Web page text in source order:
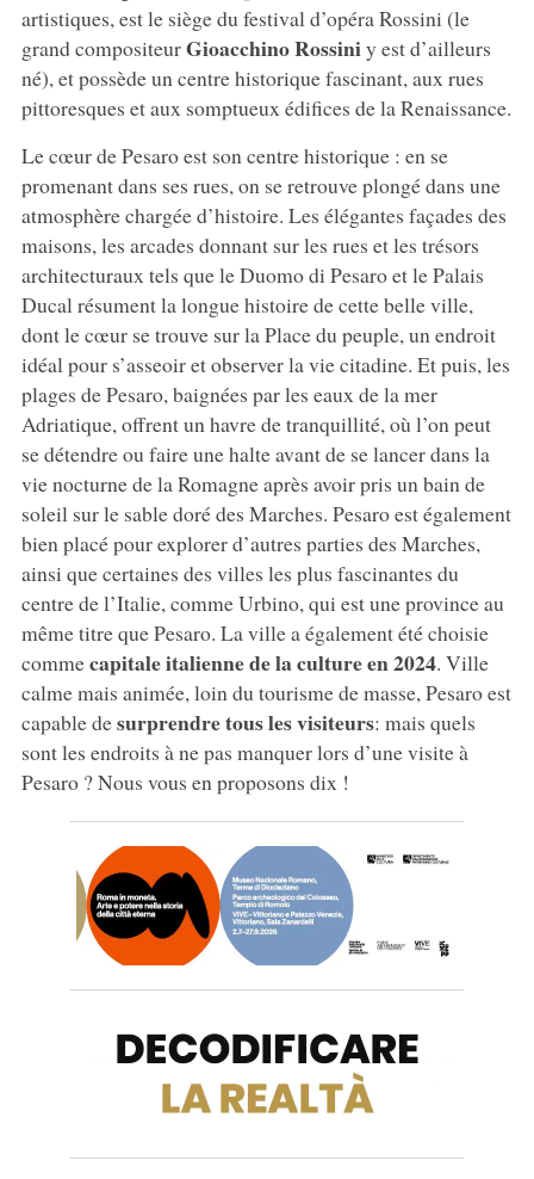
artistiques, est le siège du festival d’opéra Rossini (le
grand compositeurGioacchino Rossiniy est d’ailleurs
né), et possède un centre historique fascinant, aux rues
pittoresques et aux somptueux édifices de la Renaissance.
Le cœur de Pesaro est son centre historique : en se
promenant dans ses rues, on se retrouve plongé dans une
atmosphère chargée d’histoire. Les élégantes façades des
maisons, les arcades donnant sur les rues et les trésors
architecturaux tels que le Duomo di Pesaro et le Palais
Ducal résument la longue histoire de cette belle ville,
dont le cœur se trouve sur la Place du peuple, un endroit
idéal pour s’asseoir et observer la vie citadine. Et puis, les
plages de Pesaro, baignées par les eaux de la mer
Adriatique, offrent un havre de tranquillité, où l’on peut
se détendre ou faire une halte avant de se lancer dans la
vie nocturne de la Romagne après avoir pris un bain de
soleil sur le sable doré des Marches. Pesaro est également
bien placé pour explorer d’autres parties des Marches,
ainsi que certaines des villes les plus fascinantes du
centre de l’Italie, comme Urbino, qui est une province au
même titre que Pesaro. La ville a également été choisie
commecapitale italienne de la culture en 2024. Ville
calme mais animée, loin du tourisme de masse, Pesaro est
capable desurprendre tous les visiteurs: mais quels
sont les endroits à ne pas manquer lors d’une visite à
Pesaro ? Nous vous en proposons dix !